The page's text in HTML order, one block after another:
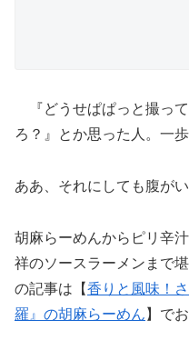
『どうせぱぱっと撮っ
ろ？』とか思った人。一
ああ、それにしても腹が
胡麻らーめんからピリ辛
祥のソースラーメンまで
の記事は【香りと風味！
羅』の胡麻らーめん 】で